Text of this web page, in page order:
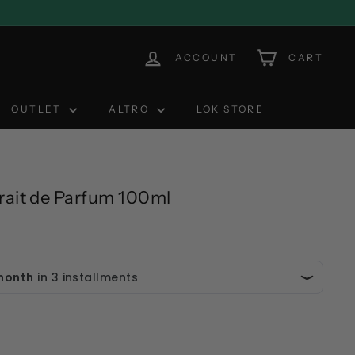
ACCOUNT CART
OUTLET ALTRO LOK STORE
de Parfum 100ml